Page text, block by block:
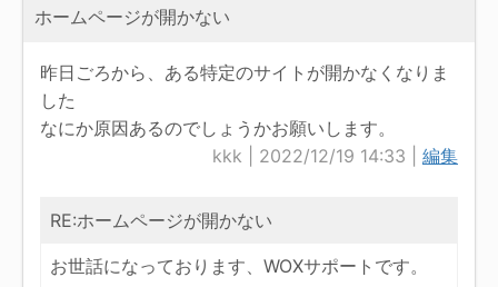
ホームページが開かない
昨日ごろから、ある特定のサイトが開かなくなりま
した
なにか原因あるのでしょうかお願いします。
kkk | 2022/12/19 14:33 | 編集
RE:ホームページが開かない
お世話になっております、WOXサポートです。